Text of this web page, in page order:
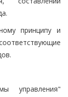
принципу и
управления"